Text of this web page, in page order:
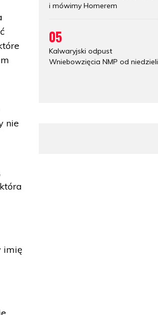
nie
imię
i mówimy Homerem
05
Kalwaryjski odpust
Wniebowzięcia NMP od niedzieli